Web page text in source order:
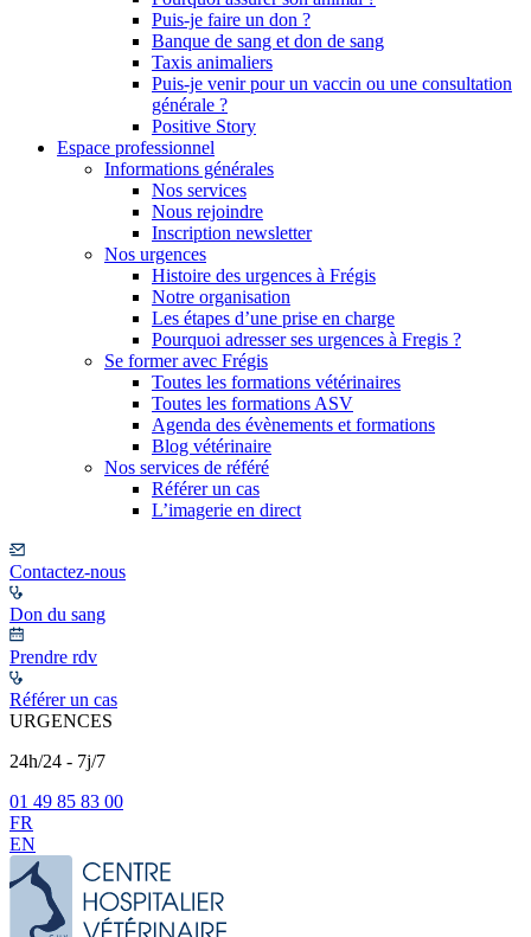
Puis-je faire un don ?
Banque de sang et don de sang
Taxis animaliers
Puis-je venir pour un vaccin ou une consultation
générale ?
Positive Story
Espace professionnel
Informations générales
Nos services
Nous rejoindre
Inscription newsletter
Nos urgences
Histoire des urgences à Frégis
Notre organisation
Les étapes d’une prise en charge
Pourquoi adresser ses urgences à Fregis ?
Se former avec Frégis
Toutes les formations vétérinaires
Toutes les formations ASV
Agenda des évènements et formations
Blog vétérinaire
Nos services de référé
Référer un cas
L’imagerie en direct
Contactez-nous
Don du sang
Prendre rdv
Référer un cas
URGENCES
24h/24 - 7j/7
01 49 85 83 00
FR
EN